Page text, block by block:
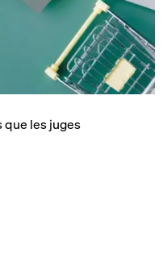
que les juges